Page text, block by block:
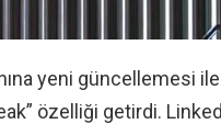
yeni güncellemesi
özelliği getirdi.